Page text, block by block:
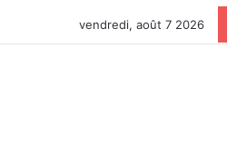
vendredi, août 7 2026